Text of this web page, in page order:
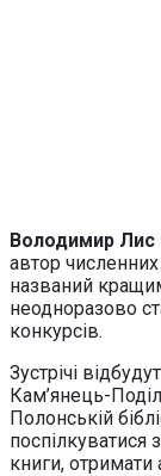
Володимир Лис
автор
названий
неодноразово
конкурсів.
Зустрічі
Кам’янець-
Полонській
поспілкуватися
книги, отримати